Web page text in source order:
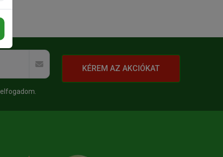
KÉREM AZ AKCIÓKAT